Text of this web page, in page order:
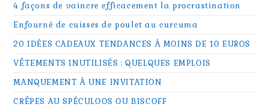
4 façons de vaincre efficacement la procrastination
Enfourné de cuisses de poulet au curcuma
20 IDÉES CADEAUX TENDANCES À MOINS DE 10 EUROS
VÊTEMENTS INUTILISÉS : QUELQUES EMPLOIS
MANQUEMENT À UNE INVITATION
CRÊPES AU SPÉCULOOS OU BISCOFF